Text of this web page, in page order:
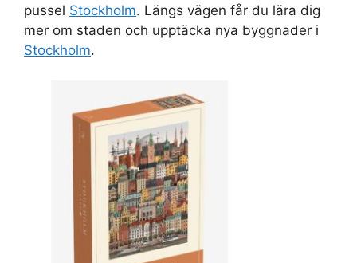
pussel Stockholm. Längs vägen får du lära dig
mer om staden och upptäcka nya byggnader i
Stockholm.